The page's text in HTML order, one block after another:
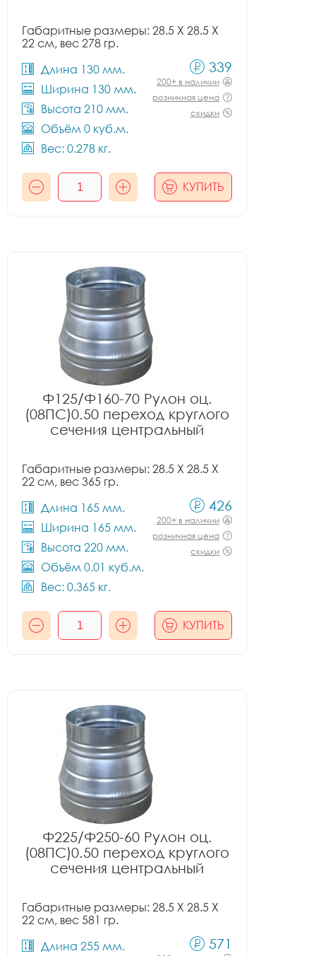
Габаритные размеры: 28.5 X 28.5 X
22 см, вес 278 гр.
Длина 130 мм.
Ширина 130 мм.
Высота 210 мм.
Объём 0 куб.м.
Вес: 0.278 кг.
339
200+ в наличии
розничная цена
скидки
КУПИТЬ
Ф125/Ф160-70 Рулон оц.
(08ПС)0.50 переход круглого
сечения центральный
Габаритные размеры: 28.5 X 28.5 X
22 см, вес 365 гр.
Длина 165 мм.
Ширина 165 мм.
Высота 220 мм.
Объём 0.01 куб.м.
Вес: 0.365 кг.
426
200+ в наличии
розничная цена
скидки
КУПИТЬ
Ф225/Ф250-60 Рулон оц.
(08ПС)0.50 переход круглого
сечения центральный
Габаритные размеры: 28.5 X 28.5 X
22 см, вес 581 гр.
Длина 255 мм.
571